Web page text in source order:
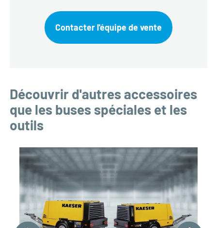
Contacter l'équipe de vente
Découvrir d'autres accessoires
que les buses spéciales et les
outils